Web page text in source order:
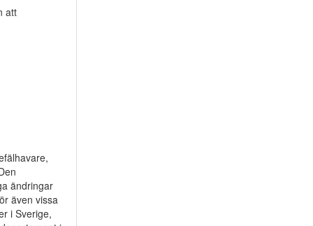
att
ändringar
även vissa
i Sverige,